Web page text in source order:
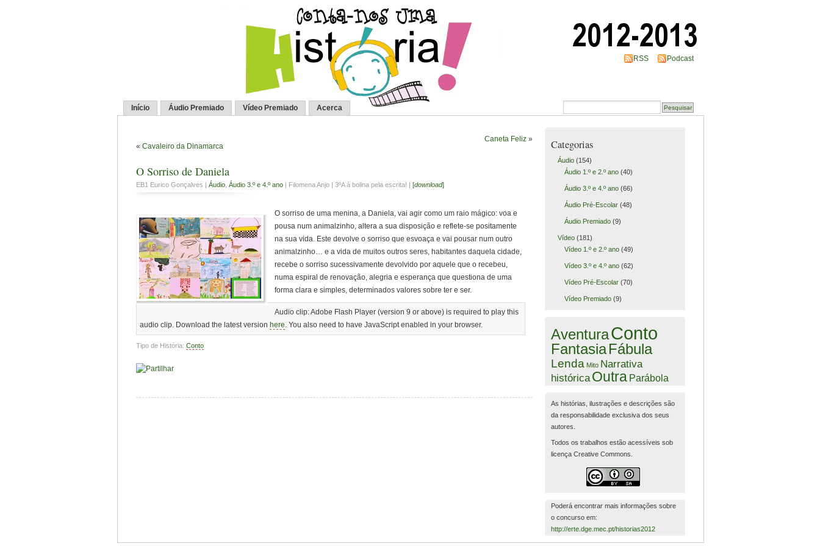
RSS Podcast
Início Áudio Premiado Vídeo Premiado Acerca
« Cavaleiro da Dinamarca
Caneta Feliz »
O Sorriso de Daniela
EB1 Eurico Gonçalves | Áudio Áudio 3.º e 4.º ano | Filomena Anjo | 3ºA à bolina pela escrita! | [download]
O sorriso de uma menina, a Daniela, vai agir como um raio mágico: voa e
pousa num animalzinho, altera a sua disposição e reflete-se positamente
na sua vida. Este devolve o sorriso que esvoaça e vai pousar num outro
animalzinho… e a vida de muitos outros seres, habitantes daquela cidade,
recebe o sorriso sucessivamente devolvido por aquele que o recebeu,
numa espiral de renovação, alegria e esperança que questiona de uma
forma clara e simples, determinados valores sobre ter e ser.
Audio clip: Adobe Flash Player (version 9 or above) is required to play this
audio clip. Download the latest version here . You also need to have JavaScript enabled in your browser.
Tipo de História: Conto
Categorias
Áudio(154)
Áudio 1.º e 2.º ano(40)
Áudio 3.º e 4.º ano(66)
Áudio Pré-Escolar(48)
Áudio Premiado(9)
Vídeo(181)
Vídeo 1.º e 2.º ano(49)
Vídeo 3.º e 4.º ano(62)
Vídeo Pré-Escolar(70)
Vídeo Premiado(9)
AventuraConto
FantasiaFábula
Lenda Mito Narrativa
histórica Outra Parábola
As histórias, ilustrações e descrições são
da responsabilidade exclusiva dos seus
autores.
Todos os trabalhos estão acessíveis sob
licença Creative Commons.
Poderá encontrar mais informações sobre
o concurso em:
http://erte.dge.mec.pt/historias2012